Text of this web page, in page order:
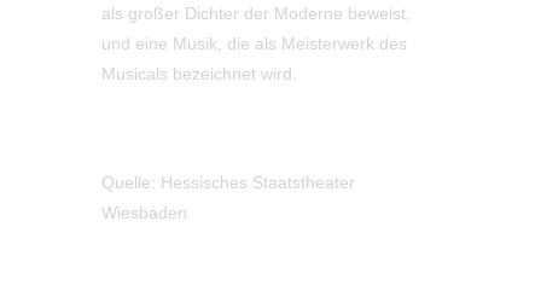
als großer Dichter der Moderne beweist,
und eine Musik, die als Meisterwerk des
Musicals bezeichnet wird.
Quelle: Hessisches Staatstheater
Wiesbaden